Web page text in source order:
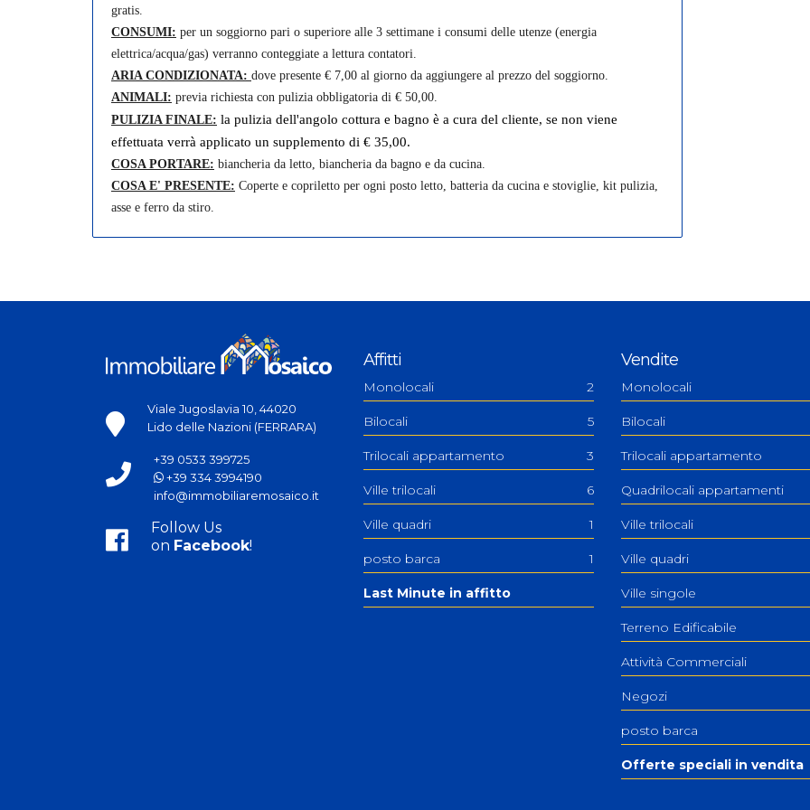
gratis.
CONSUMI: per un soggiorno pari o superiore alle 3 settimane i consumi delle utenze (energia
elettrica/acqua/gas) verranno conteggiate a lettura contatori.
ARIA CONDIZIONATA: dove presente € 7,00 al giorno da aggiungere al prezzo del soggiorno.
ANIMALI: previa richiesta con pulizia obbligatoria di € 50,00.
PULIZIA FINALE: la pulizia dell'angolo cottura e bagno è a cura del cliente, se non viene
effettuata verrà applicato un supplemento di € 35,00.
COSA PORTARE: biancheria da letto, biancheria da bagno e da cucina.
COSA E' PRESENTE: Coperte e copriletto per ogni posto letto, batteria da cucina e stoviglie, kit pulizia,
asse e ferro da stiro.
Viale Jugoslavia 10, 44020
Lido delle Nazioni (FERRARA)
+39 0533 399725
+39 334 3994190
info@immobiliaremosaico.it
Follow Us
on Facebook!
Affitti
Monolocali 2
Bilocali 5
Trilocali appartamento 3
Ville trilocali 6
Ville quadri 1
posto barca 1
Last Minute in affitto
Vendite
Monolocali
Bilocali
Trilocali appartamento
Quadrilocali appartamenti
Ville trilocali
Ville quadri
Ville singole
Terreno Edificabile
Attività Commerciali
Negozi
posto barca
Offerte speciali in vendita